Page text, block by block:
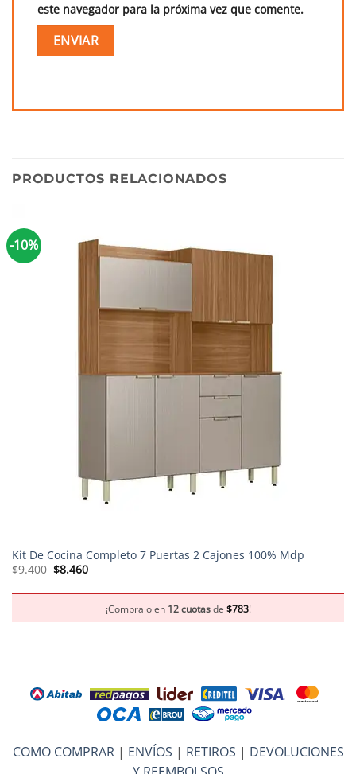
este navegador para la próxima vez que comente.
PRODUCTOS RELACIONADOS
-10%
Kit De Cocina Completo 7 Puertas 2 Cajones 100% Mdp
$9.400 El
precio
era:
$8.460El
precio
es:
$8.460.
¡Compralo en 12 cuotasde $783!
COMO COMPRAR| ENVÍOS | RETIROS | DEVOLUCIONES